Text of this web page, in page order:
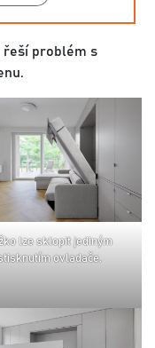
řeší problém s
ovladače.